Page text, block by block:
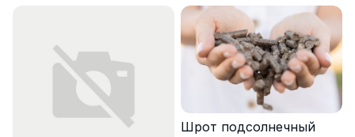
Шрот подсолнечный